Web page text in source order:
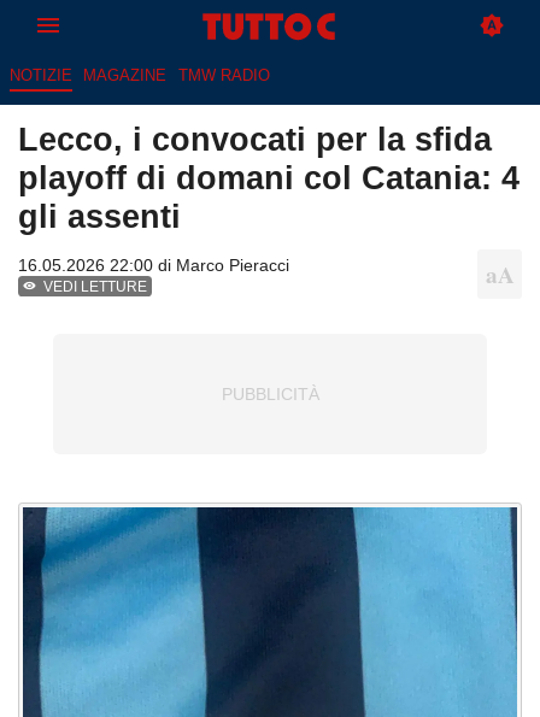
NOTIZIE MAGAZINE TMW RADIO
Lecco, i convocati per la sfida
playoff di domani col Catania: 4
gli assenti
16.05.2026 22:00 di Marco Pieracci
VEDI LETTURE